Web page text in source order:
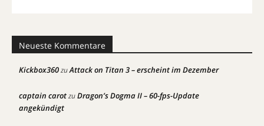
Neueste Kommentare
Kickbox360zuAttack on Titan 3 – erscheint im Dezember
captain carotzuDragon’s Dogma II – 60-fps-Update
angekündigt